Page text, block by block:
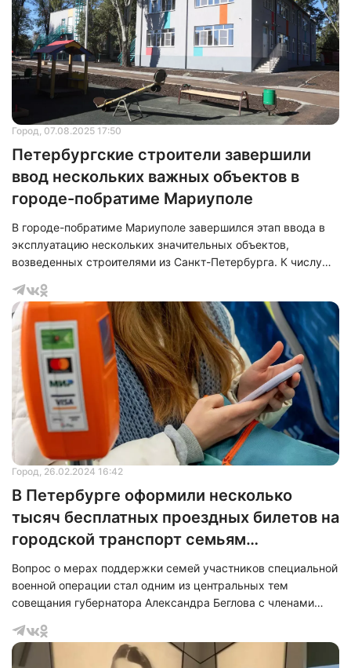
губернатор Санкт-Петербурга Александр Беглов, глава
Донецкой Народной Республики Денис Пушилин и
временно исполняющий обязанности главы Ма
Город, 07.08.2025 17:50
Петербургские строители завершили
ввод нескольких важных объектов в
городе-побратиме Мариуполе
В городе-побратиме Мариуполе завершился этап ввода в
эксплуатацию нескольких значительных объектов,
возведенных строителями из Санкт-Петербурга. К числу
здание, предназначенное для вспомогательных служб
третьего Центра первичной медико-санитарной помощи, а
также современное общежитие, включающее в себя
столовую и гараж, расположенное на проспекте Ленина. В
преддверии школьных каникул в Октябрьском районе
Мариуполя были открыты новые детские
Город, 26.02.2024 16:42
В Петербурге оформили несколько
тысяч бесплатных проездных билетов на
городской транспорт семьям
участников СВО
Вопрос о мерах поддержки семей участников специальной
военной операции стал одним из центральных тем
совещания губернатора Александра Беглова с членами
обсуждения стало описание предпринятых действий по
оказанию помощи этим семьям в период с 2022 по 2024